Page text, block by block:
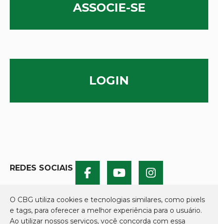
ASSOCIE-SE
LOGIN
REDES SOCIAIS
O CBG utiliza cookies e tecnologias similares, como pixels
e tags, para oferecer a melhor experiência para o usuário.
Ao utilizar nossos serviços, você concorda com essa